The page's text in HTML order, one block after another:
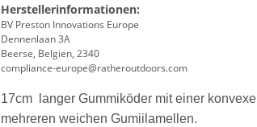
Herstellerinformationen:
BV Preston Innovations Europe
Dennenlaan 3A
Beerse, Belgien, 2340
compliance-europe@ratheroutdoors.com
17cm langer Gummiköder mit einer
mehreren weichen Gumiilamellen.